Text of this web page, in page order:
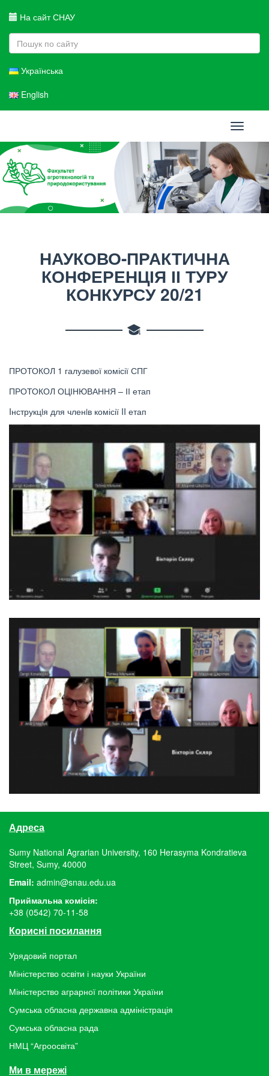
На сайт СНАУ
Українська
English
Toggle
НАУКОВО-ПРАКТИЧНА
КОНФЕРЕНЦІЯ ІІ ТУРУ
КОНКУРСУ 20/21
ПРОТОКОЛ 1 галузевої комісії СПГ
ПРОТОКОЛ ОЦІНЮВАННЯ – ІІ етап
Iнструкцiя для членiв комісії II етап
Адреса
Sumy National Agrarian University, 160 Herasyma Kondratieva
Street, Sumy, 40000
Email: admin@snau.edu.ua
Приймальна комісія:
+38 (0542) 70-11-58
Корисні посилання
Урядовий портал
Міністерство освіти і науки України
Міністерство аграрної політики України
Сумська обласна державна адміністрація
Сумська обласна рада
НМЦ “Агроосвіта”
Ми в мережі